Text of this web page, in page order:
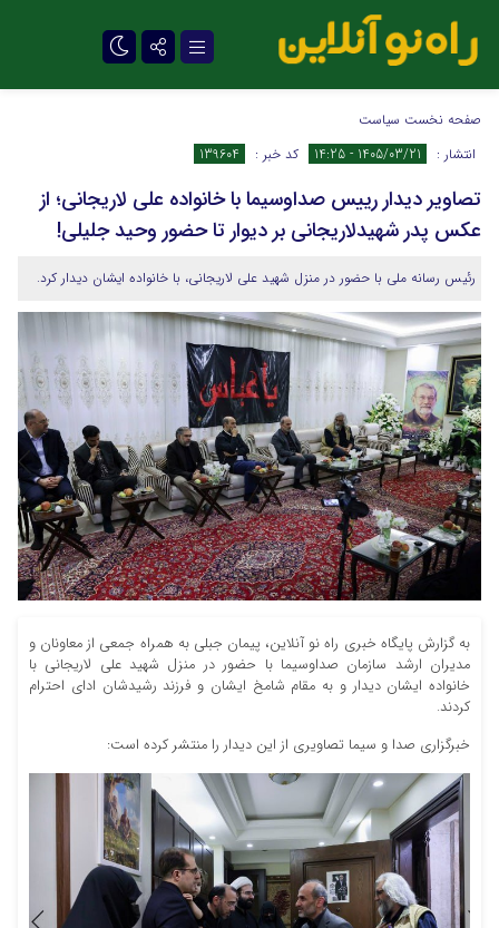
تلگرام
صفحه نخست سیاست
انتشار :
1405/03/21 - 14:25 کد خبر : 139604
تصاویر دیدار رییس صداوسیما با خانواده علی لاریجانی؛ از
عکس پدر شهیدلاریجانی بر دیوار تا حضور وحید جلیلی!
رئیس رسانه ملی با حضور در منزل شهید علی لاریجانی، با خانواده ایشان دیدار کرد.
به گزارش پایگاه خبری راه نو آنلاین، پیمان جبلی به همراه جمعی از معاونان و
مدیران ارشد سازمان صداوسیما با حضور در منزل شهید علی لاریجانی با
خانواده ایشان دیدار و به مقام شامخ ایشان و فرزند رشیدشان ادای احترام
کردند.
خبرگزاری صدا و سیما تصاویری از این دیدار را منتشر کرده است: